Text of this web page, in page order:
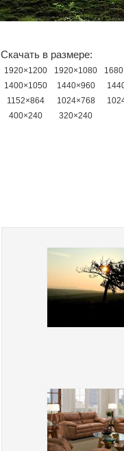
Скачать в размере:
1920×1200 1920×1080
1400×1050
1440×960
1152×864
1024×768
400×240
320×240